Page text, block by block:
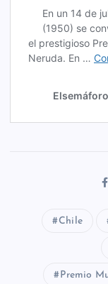
Chile
Premio